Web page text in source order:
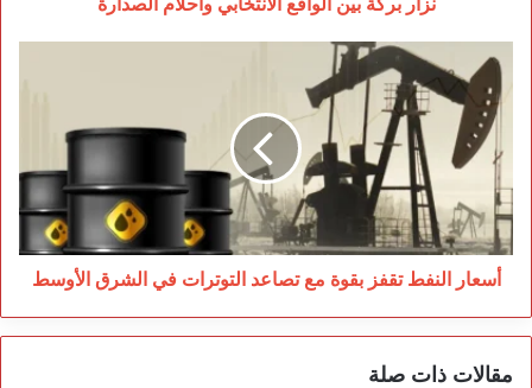
أسعار
النفط
تقفز
بقوة
مع
تصاعد
التوترات
في
الشرق
الأوسط
أسعار النفط تقفز بقوة مع تصاعد التوترات في الشرق الأوسط
مقالات ذات صلة